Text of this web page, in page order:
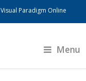
Visual Paradigm Online
Menu